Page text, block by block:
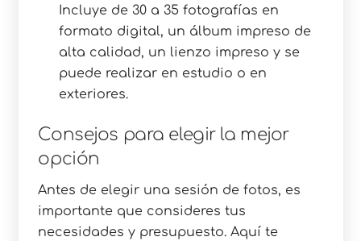
Incluye de 30 a 35 fotografías en
formato digital, un álbum impreso de
alta calidad, un lienzo impreso y se
puede realizar en estudio o en
exteriores.
Consejos para elegir la mejor
opción
Antes de elegir una sesión de fotos, es
importante que consideres tus
necesidades y presupuesto. Aquí te